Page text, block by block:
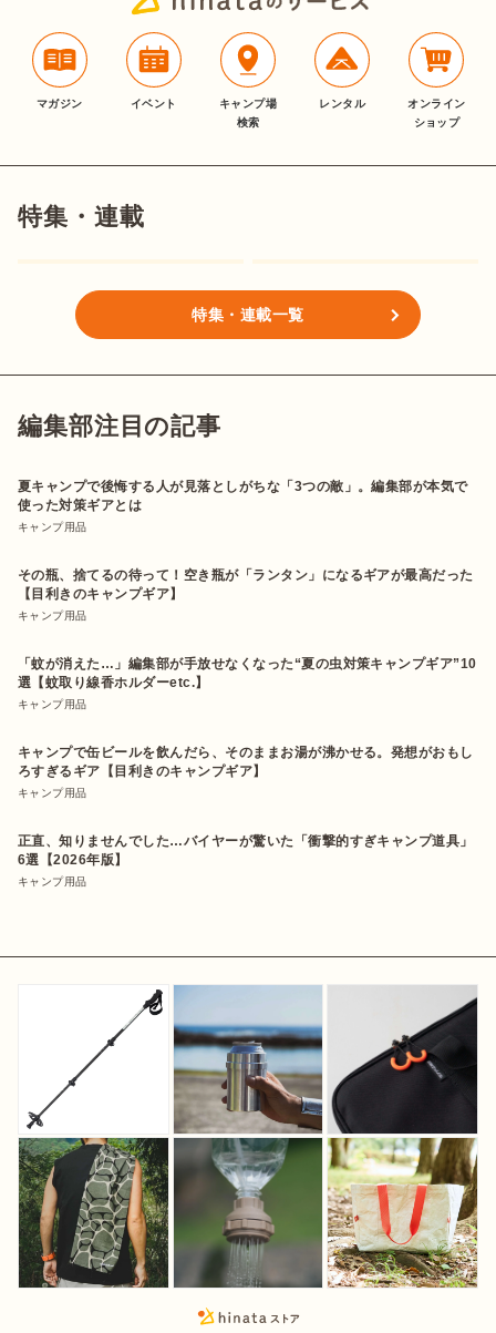
マガジン イベント
キャンプ場
検索
レンタル
オンライン
ショップ
特集・連載
特集・連載一覧
編集部注目の記事
夏キャンプで後悔する人が見落としがちな「3つの敵」。編集部が本気で
使った対策ギアとは
キャンプ用品
その瓶、捨てるの待って！空き瓶が「ランタン」になるギアが最高だった
【目利きのキャンプギア】
キャンプ用品
「蚊が消えた…」編集部が手放せなくなった“夏の虫対策キャンプギア”10
選【蚊取り線香ホルダーetc.】
キャンプ用品
キャンプで缶ビールを飲んだら、そのままお湯が沸かせる。発想がおもし
ろすぎるギア【目利きのキャンプギア】
キャンプ用品
正直、知りませんでした…バイヤーが驚いた「衝撃的すぎキャンプ道具」
6選【2026年版】
キャンプ用品